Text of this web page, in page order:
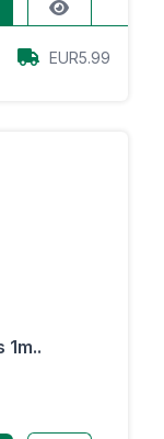
EUR5.99